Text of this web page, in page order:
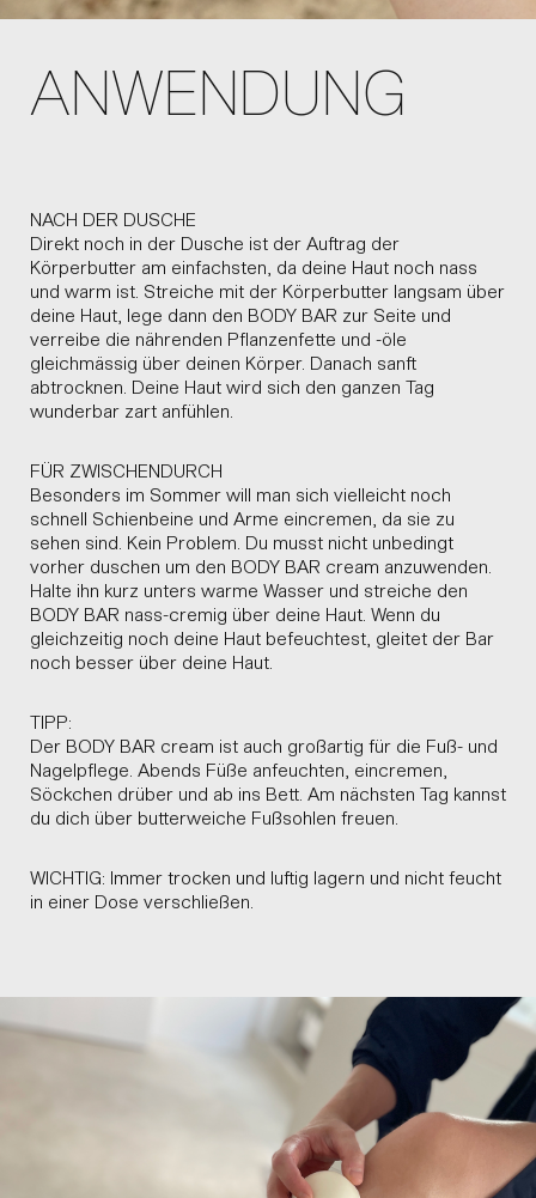
ANWENDUNG
NACH DER DUSCHE
Direkt noch in der Dusche ist der Auftrag der
Körperbutter am einfachsten, da deine Haut noch nass
und warm ist. Streiche mit der Körperbutter langsam über
deine Haut, lege dann den BODY BAR zur Seite und
verreibe die nährenden Pflanzenfette und -öle
gleichmässig über deinen Körper. Danach sanft
abtrocknen. Deine Haut wird sich den ganzen Tag
wunderbar zart anfühlen.
FÜR ZWISCHENDURCH
Besonders im Sommer will man sich vielleicht noch
schnell Schienbeine und Arme eincremen, da sie zu
sehen sind. Kein Problem. Du musst nicht unbedingt
vorher duschen um den BODY BAR cream anzuwenden.
Halte ihn kurz unters warme Wasser und streiche den
BODY BAR nass-cremig über deine Haut. Wenn du
gleichzeitig noch deine Haut befeuchtest, gleitet der Bar
noch besser über deine Haut.
TIPP:
Der BODY BAR cream ist auch großartig für die Fuß- und
Nagelpflege. Abends Füße anfeuchten, eincremen,
Söckchen drüber und ab ins Bett. Am nächsten Tag kannst
du dich über butterweiche Fußsohlen freuen.
WICHTIG: Immer trocken und luftig lagern und nicht feucht
in einer Dose verschließen.